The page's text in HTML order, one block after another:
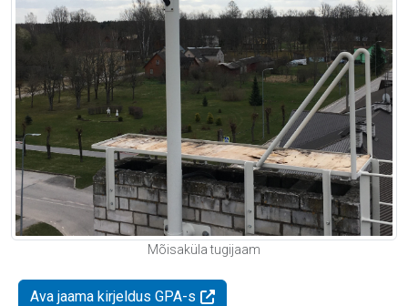
Mõisaküla tugijaam
Ava jaama kirjeldus GPA-s